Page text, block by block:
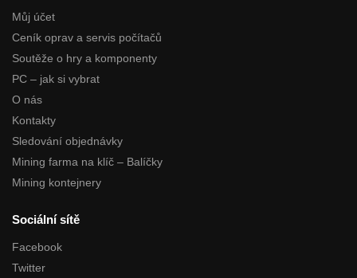
Můj účet
Ceník oprav a servis počítačů
Soutěže o hry a komponenty
PC – jak si vybrat
O nás
Kontakty
Sledování objednávky
Mining farma na klíč – Balíčky
Mining kontejnery
Sociální sítě
Facebook
Twitter